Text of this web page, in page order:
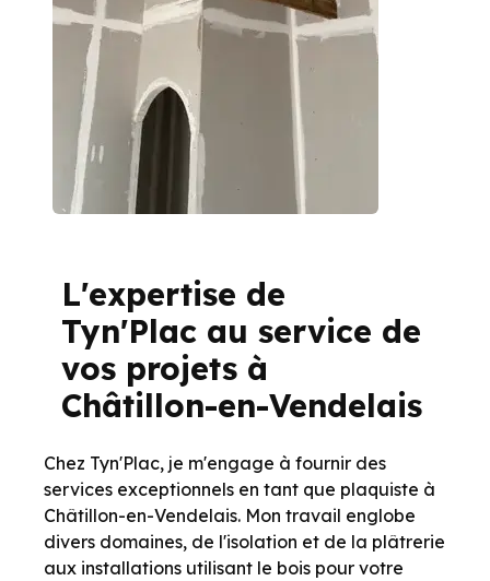
L'expertise de
Tyn'Plac au service de
vos projets à
Châtillon-en-Vendelais
Chez Tyn'Plac, je m'engage à fournir des
services exceptionnels en tant que plaquiste à
Châtillon-en-Vendelais. Mon travail englobe
divers domaines, de l'isolation et de la plâtrerie
aux installations utilisant le bois pour votre